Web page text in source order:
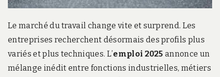
Le marché du travail change vite et surprend. Les
entreprises recherchent désormais des profils plus
variés et plus techniques. L’emploi 2025 annonce un
mélange inédit entre fonctions industrielles, métiers